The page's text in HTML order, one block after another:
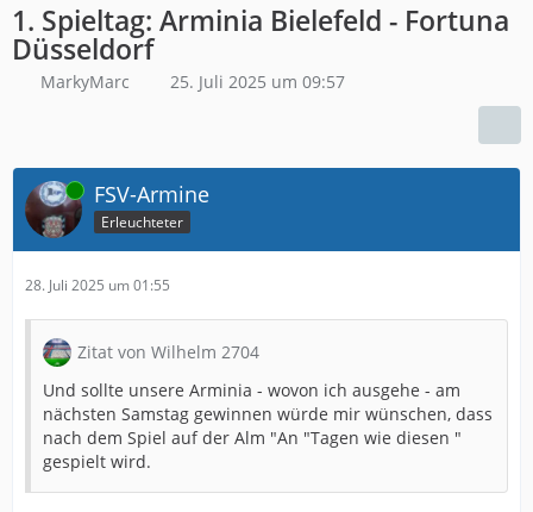
1. Spieltag: Arminia Bielefeld - Fortuna
Düsseldorf
MarkyMarc 25. Juli 2025 um 09:57
Online FSV-Armine
Erleuchteter
28. Juli 2025 um 01:55
Zitat von Wilhelm 2704
Und sollte unsere Arminia - wovon ich ausgehe - am
nächsten Samstag gewinnen würde mir wünschen, dass
nach dem Spiel auf der Alm "An "Tagen wie diesen "
gespielt wird.